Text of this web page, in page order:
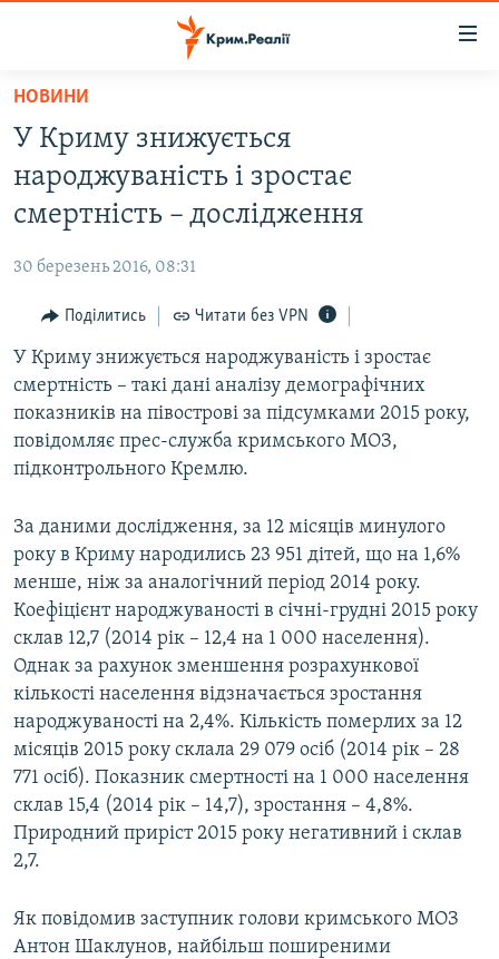
Перейти
основного
матеріалу
Перейти
до
основної
навігації
Перейти
пошуку
ВОДА.КРИМ
ВІДЕО ТА ФОТО
БЛОГИ
ПОГЛЯД
ІНТЕРВ'Ю
ВСЕ ЗА ДЕНЬ
СПЕЦПРОЕКТИ
ДЕПОРТАЦІЯ
ВІДЕОУРОКИ «ELIFBE»
СВІДЧЕННЯ ОКУПАЦІЇ
УКРАЇНСЬКА ПРОБЛЕМА КРИМУ
ІНФОГРАФІКА
ЯК ОБІЙТИ БЛОКУВАННЯ
Русский
Qırımtatar
ДОЛУЧАЙСЯ!
Усі сайти RFE/RL
НОВИНИ
У Криму знижується
народжуваність і зростає
смертність – дослідження
30 березень 2016, 08:31
Поділитись Читати без VPN
У Криму знижується народжуваність і зростає
смертність – такі дані аналізу демографічних
показників на півострові за підсумками 2015 року,
повідомляє прес-служба кримського МОЗ,
підконтрольного Кремлю.
За даними дослідження, за 12 місяців минулого
року в Криму народились 23 951 дітей, що на 1,6%
менше, ніж за аналогічний період 2014 року.
Коефіцієнт народжуваності в січні-грудні 2015 року
склав 12,7 (2014 рік – 12,4 на 1 000 населення).
Однак за рахунок зменшення розрахункової
кількості населення відзначається зростання
народжуваності на 2,4%. Кількість померлих за 12
місяців 2015 року склала 29 079 осіб (2014 рік – 28
771 осіб). Показник смертності на 1 000 населення
склав 15,4 (2014 рік – 14,7), зростання – 4,8%.
Природний приріст 2015 року негативний і склав
2,7.
Як повідомив заступник голови кримського МОЗ
Антон Шаклунов, найбільш поширеними